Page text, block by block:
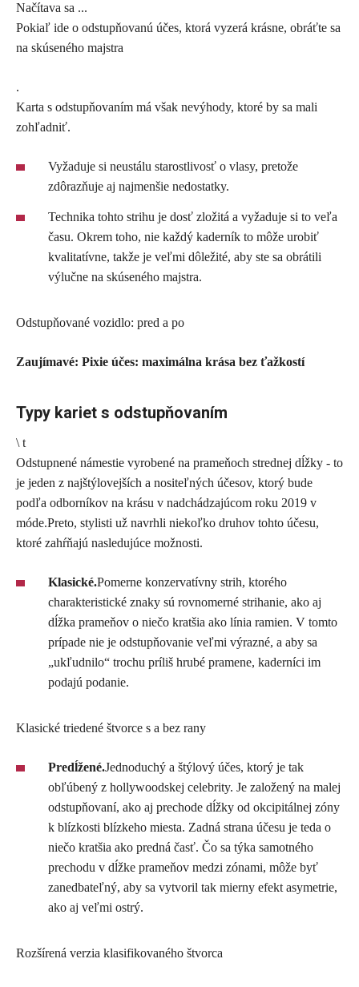
Načítava sa ...
Pokiaľ ide o odstupňovanú účes, ktorá vyzerá krásne, obráťte sa
na skúseného majstra
.
Karta s odstupňovaním má však nevýhody, ktoré by sa mali
zohľadniť.
Vyžaduje si neustálu starostlivosť o vlasy, pretože
zdôrazňuje aj najmenšie nedostatky.
Technika tohto strihu je dosť zložitá a vyžaduje si to veľa
času. Okrem toho, nie každý kaderník to môže urobiť
kvalitatívne, takže je veľmi dôležité, aby ste sa obrátili
výlučne na skúseného majstra.
Odstupňované vozidlo: pred a po
Zaujímavé: Pixie účes: maximálna krása bez ťažkostí
Typy kariet s odstupňovaním
\ t
Odstupnené námestie vyrobené na prameňoch strednej dĺžky - to
je jeden z najštýlovejších a nositeľných účesov, ktorý bude
podľa odborníkov na krásu v nadchádzajúcom roku 2019 v
móde.Preto, stylisti už navrhli niekoľko druhov tohto účesu,
ktoré zahŕňajú nasledujúce možnosti.
Klasické.Pomerne konzervatívny strih, ktorého
charakteristické znaky sú rovnomerné strihanie, ako aj
dĺžka prameňov o niečo kratšia ako línia ramien. V tomto
prípade nie je odstupňovanie veľmi výrazné, a aby sa
„ukľudnilo“ trochu príliš hrubé pramene, kaderníci im
podajú podanie.
Klasické triedené štvorce s a bez rany
Predĺžené.Jednoduchý a štýlový účes, ktorý je tak
obľúbený z hollywoodskej celebrity. Je založený na malej
odstupňovaní, ako aj prechode dĺžky od okcipitálnej zóny
k blízkosti blízkeho miesta. Zadná strana účesu je teda o
niečo kratšia ako predná časť. Čo sa týka samotného
prechodu v dĺžke prameňov medzi zónami, môže byť
zanedbateľný, aby sa vytvoril tak mierny efekt asymetrie,
ako aj veľmi ostrý.
Rozšírená verzia klasifikovaného štvorca